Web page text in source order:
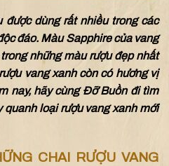
dùng rất nhiều trong các
đáo. Màu Sapphire của vang
những màu rượu đẹp nhất
vang xanh còn có hương vị
nay, hãy cùng Đỡ Buồn đi tìm
quanh loại rượu vang xanh mới
CHAI RƯỢU VANG